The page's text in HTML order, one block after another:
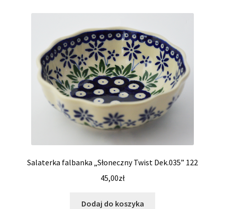
Salaterka falbanka „Słoneczny Twist Dek.035” 122
45,00zł
Dodaj do koszyka